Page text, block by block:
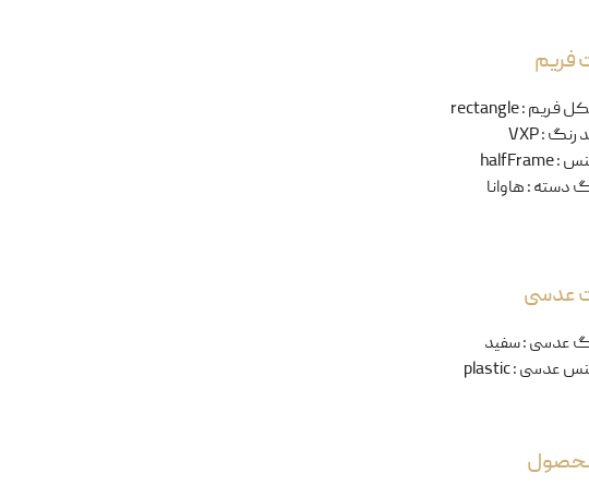
فریم
فریم:
rectangle
رنگ:
VXP
:
halfFrame
دسته:هاوانا
عدسی
عدسی:سفید
عدسی:
plastic
محصول